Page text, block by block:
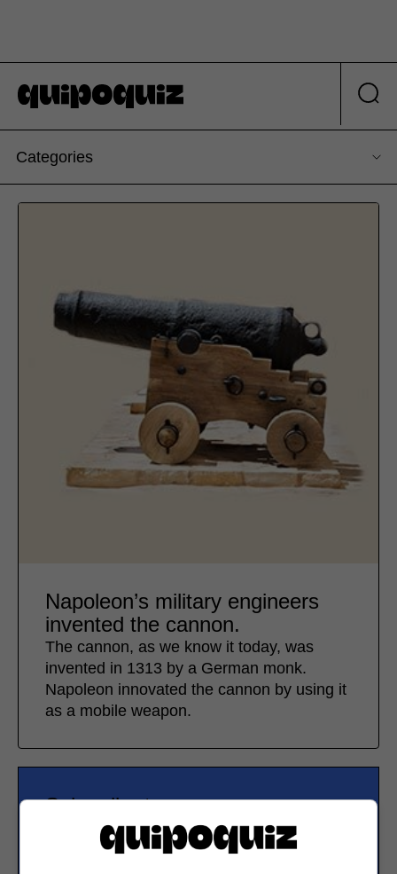
Categories
Napoleon’s military engineers
invented the cannon.
The cannon, as we know it today, was
invented in 1313 by a German monk.
Napoleon innovated the cannon by using it
as a mobile weapon.
Subscribe to our
newsletter